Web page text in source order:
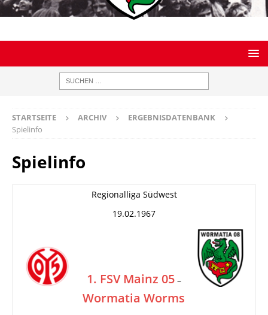
STARTSEITE ARCHIV
ERGEBNISDATENBANK
Spielinfo
Spielinfo
Regionalliga Südwest
19.02.1967
1. FSV Mainz 05 –
Wormatia Worms